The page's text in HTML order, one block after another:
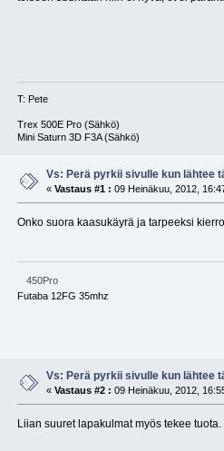
T: Pete
Trex 500E Pro (Sähkö)
Mini Saturn 3D F3A (Sähkö)
Vs: Perä pyrkii sivulle kun lähtee
«Vastaus #1 : 09 Heinäkuu, 2012,
Onko suora kaasukäyrä ja tarpeeksi
450Pro
Futaba 12FG 35mhz
Vs: Perä pyrkii sivulle kun lähtee
«Vastaus #2 : 09 Heinäkuu, 2012,
Liian suuret lapakulmat myös tekee tuota.